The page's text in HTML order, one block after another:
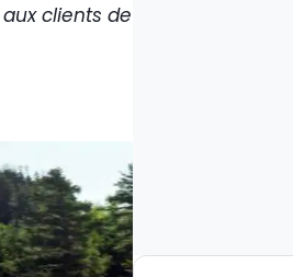
clients de